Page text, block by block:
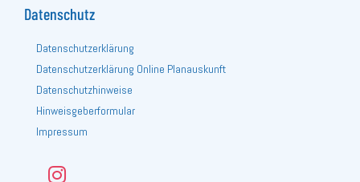
Datenschutz
Datenschutzerklärung
Datenschutzerklärung Online Planauskunft
Datenschutzhinweise
Hinweisgeberformular
Impressum